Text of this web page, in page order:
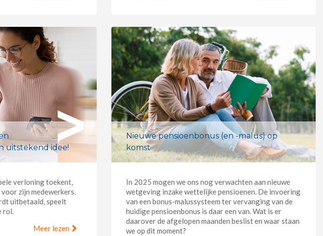
uitstekend idee!
verloning toekent,
zijn medewerkers.
uitbetaald, speelt
rol.
Meer lezen
Nieuwe pensioenbonus (en -malus) op
komst
In 2025 mogen we ons nog verwachten aan nieuwe
wetgeving inzake wettelijke pensioenen. De invoering
van een bonus-malussysteem ter vervanging van de
huidige pensioenbonus is daar een van. Wat is er
daarover de afgelopen maanden beslist en waar staan
we op dit moment?